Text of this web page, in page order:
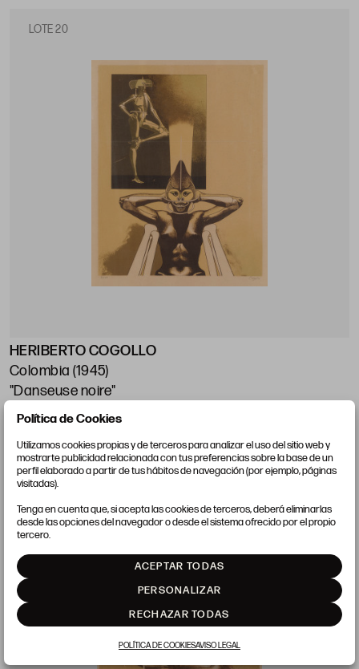
LOTE 20
HERIBERTO COGOLLO
Colombia (1945)
"Danseuse noire"
Mancha: 50 x 37 cm
LOTE 21
Política de Cookies
Utilizamos cookies propias y de terceros para analizar el uso del sitio web y
mostrarte publicidad relacionada con tus preferencias sobre la base de un
perfil elaborado a partir de tus hábitos de navegación (por ejemplo, páginas
visitadas).
Tenga en cuenta que, si acepta las cookies de terceros, deberá eliminarlas
desde las opciones del navegador o desde el sistema ofrecido por el propio
tercero.
ACEPTAR TODAS
PERSONALIZAR
RECHAZAR TODAS
POLÍTICA DE COOKIESAVISO LEGAL